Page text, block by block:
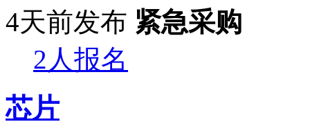
4天前发布 紧急采购
2人报名
芯片